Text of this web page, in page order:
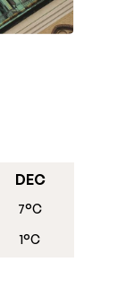
DEC
7°C
1°C